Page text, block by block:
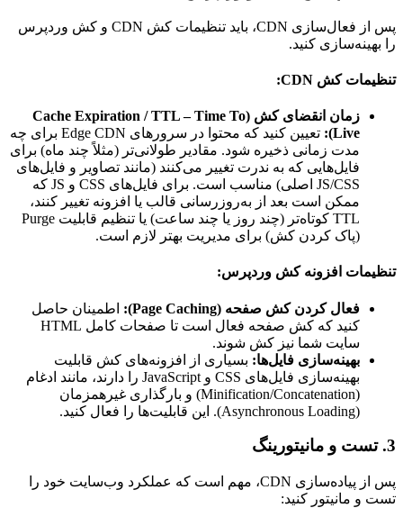
پس از فعال‌سازی CDN، باید تنظیمات کش CDN و کش وردپرس
را بهینه‌سازی کنید.
تنظیمات کش CDN:
زمان انقضای کش (Cache Expiration / TTL – Time To
Live):
تعیین کنید که محتوا در سرورهای Edge CDN برای چه
مدت زمانی ذخیره شود. مقادیر طولانی‌تر (مثلاً چند ماه) برای
فایل‌هایی که به ندرت تغییر می‌کنند (مانند تصاویر و فایل‌های
JS/CSS اصلی) مناسب است. برای فایل‌های CSS و JS که
ممکن است بعد از به‌روزرسانی قالب یا افزونه تغییر کنند،
TTL کوتاه‌تر (چند روز یا چند ساعت) یا تنظیم قابلیت Purge
(پاک کردن کش) برای مدیریت بهتر لازم است.
تنظیمات افزونه کش وردپرس:
فعال کردن کش صفحه (Page Caching):
اطمینان حاصل
کنید که کش صفحه فعال است تا صفحات کامل HTML
سایت شما نیز کش شوند.
بهینه‌سازی فایل‌ها: بسیاری از افزونه‌های کش قابلیت
بهینه‌سازی فایل‌های CSS و JavaScript را دارند، مانند ادغام
(Minification/Concatenation) و بارگذاری غیرهمزمان
(Asynchronous Loading). این قابلیت‌ها را فعال کنید.
3. تست و مانیتورینگ
پس از پیاده‌سازی CDN، مهم است که عملکرد وب‌سایت خود را
تست و مانیتور کنید: